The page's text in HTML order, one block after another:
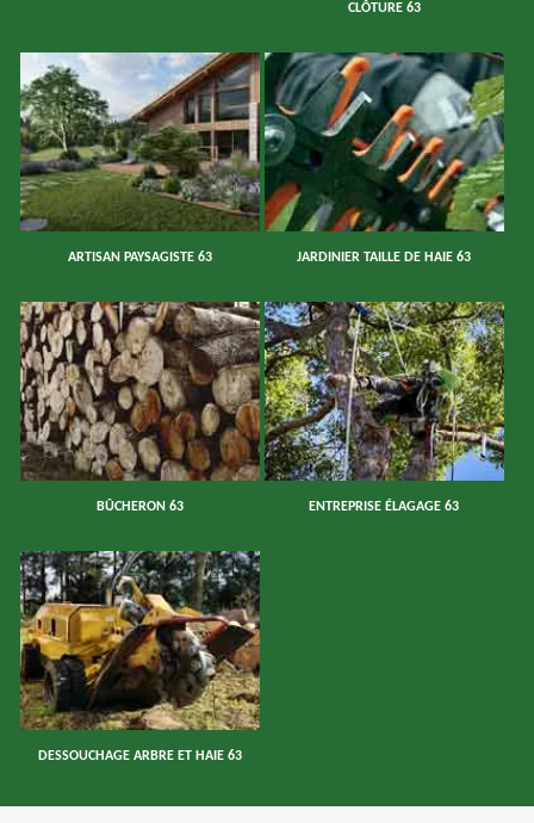
CLÔTURE 63
ARTISAN PAYSAGISTE 63 JARDINIER TAILLE DE HAIE 63
BÛCHERON 63 ENTREPRISE ÉLAGAGE 63
DESSOUCHAGE ARBRE ET HAIE 63